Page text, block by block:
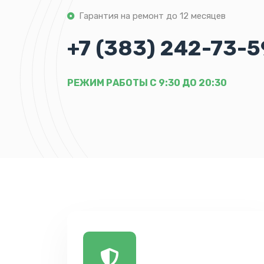
Гарантия на ремонт до 12 месяцев
+7 (383) 242-73-
РЕЖИМ РАБОТЫ С 9:30 ДО 20:30